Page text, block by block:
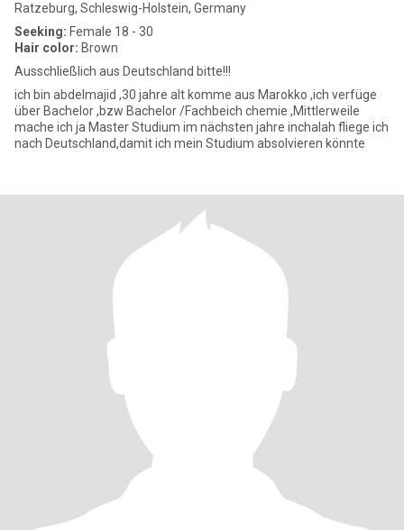
Ratzeburg, Schleswig-Holstein, Germany
Seeking: Female 18 - 30
Hair color: Brown
Ausschließlich aus Deutschland bitte!!!
ich bin abdelmajid ,30 jahre alt komme aus Marokko ,ich verfüge
über Bachelor ,bzw Bachelor /Fachbeich chemie ,Mittlerweile
mache ich ja Master Studium im nächsten jahre inchalah fliege ich
nach Deutschland,damit ich mein Studium absolvieren könnte